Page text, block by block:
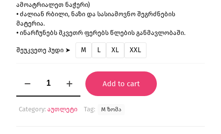
ამოატრიალეთ ნაჭერი)
• ძალიან რბილი, ნაზი და სასიამოვნო შეგრძნების
მატერია.
• ინარჩუნებს მკვეთრ ფერებს წლების განმავლობაში.
შეუკვეთე ჰუდი ➤ M L XL XXL
Guru"
Add to cart
Category: აუთლეტი Tag: M ზომა